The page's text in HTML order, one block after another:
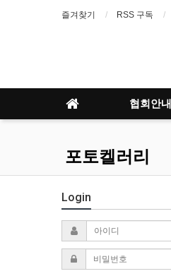
즐겨찾기 RSS 구독
협회안내
포토켈러리
Login